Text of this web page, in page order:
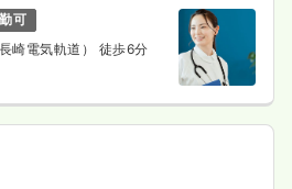
護師 一般＋療養
一時募集休止
可
崎電気軌道） 徒歩6分